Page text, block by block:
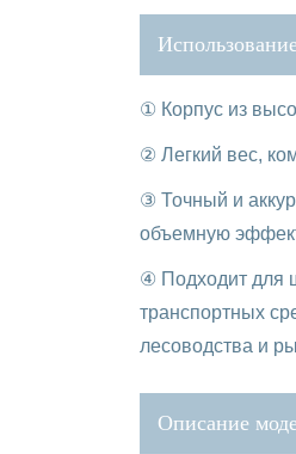
① Корпус из
② Легкий вес,
③ Точный и
объемную
④ Подходит для
транспортных
лесоводства и
Описание